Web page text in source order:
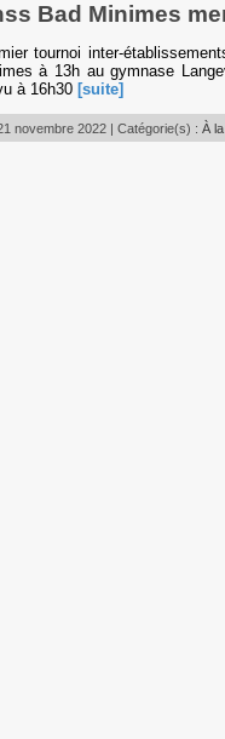
Bad Minimes
tournoi inter-
à 13h au gymnase
à 16h30 [suite]
novembre 2022 | Catégorie(s) : À